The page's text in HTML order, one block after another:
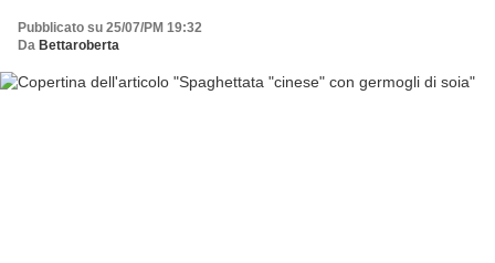
Pubblicato su 25/07/PM 19:32
Da Bettaroberta